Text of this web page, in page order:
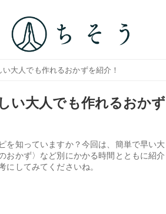
大人でも作れるおかずを紹介！
い大人でも作れるおかず
を知っていますか？今回は、簡単で早い大
おかず〉など別にかかる時間とともに紹介
にしてみてくださいね。